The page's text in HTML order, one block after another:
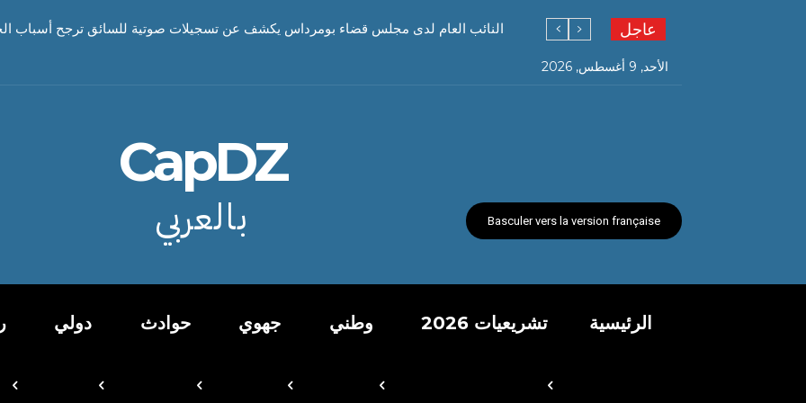
عاجل النائب العام لدى مجلس قضاء بومرداس يكشف عن تسجيلات صوتية للسائق ترجح أسباب
الأحد, 9 أغسطس, 2026
Basculer vers la version française
CapDZ
بالعربي
الرئيسية تشريعيات 2026 وطني جهوي حوادث دولي